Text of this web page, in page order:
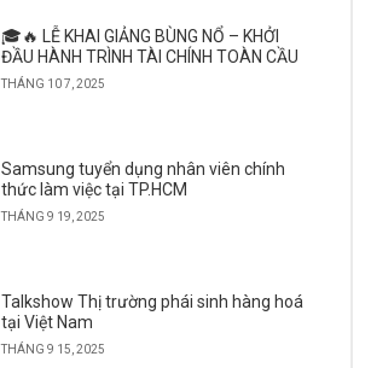
🎓🔥 LỄ KHAI GIẢNG BÙNG NỔ – KHỞI
ĐẦU HÀNH TRÌNH TÀI CHÍNH TOÀN CẦU
THÁNG 10 7, 2025
Samsung tuyển dụng nhân viên chính
thức làm việc tại TP.HCM
THÁNG 9 19, 2025
Talkshow Thị trường phái sinh hàng hoá
tại Việt Nam
THÁNG 9 15, 2025